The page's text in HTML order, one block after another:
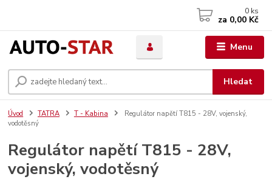
Menu
Hledat
0 ks
za 0,00 Kč
Úvod TATRA T - Kabina
Regulátor napětí T815 - 28V, vojenský,
vodotěsný
Regulátor napětí T815 - 28V,
vojenský, vodotěsný